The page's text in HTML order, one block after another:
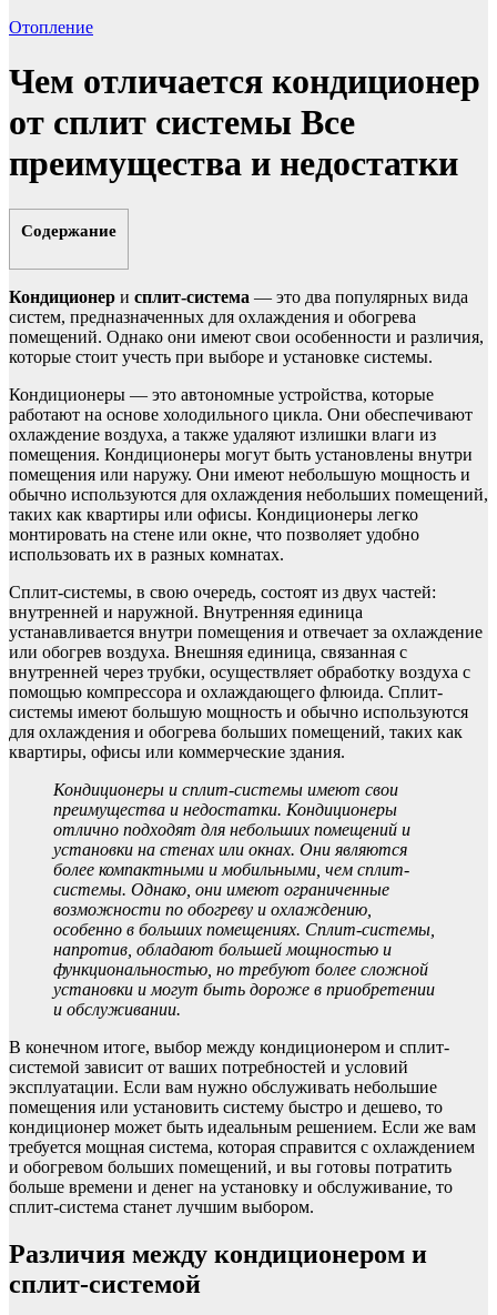
Отопление
Чем отличается кондиционер
от сплит системы Все
преимущества и недостатки
Содержание
Кондиционер и сплит-система — это два популярных вида
систем, предназначенных для охлаждения и обогрева
помещений. Однако они имеют свои особенности и различия,
которые стоит учесть при выборе и установке системы.
Кондиционеры — это автономные устройства, которые
работают на основе холодильного цикла. Они обеспечивают
охлаждение воздуха, а также удаляют излишки влаги из
помещения. Кондиционеры могут быть установлены внутри
помещения или наружу. Они имеют небольшую мощность и
обычно используются для охлаждения небольших помещений,
таких как квартиры или офисы. Кондиционеры легко
монтировать на стене или окне, что позволяет удобно
использовать их в разных комнатах.
Сплит-системы, в свою очередь, состоят из двух частей:
внутренней и наружной. Внутренняя единица
устанавливается внутри помещения и отвечает за охлаждение
или обогрев воздуха. Внешняя единица, связанная с
внутренней через трубки, осуществляет обработку воздуха с
помощью компрессора и охлаждающего флюида. Сплит-
системы имеют большую мощность и обычно используются
для охлаждения и обогрева больших помещений, таких как
квартиры, офисы или коммерческие здания.
Кондиционеры и сплит-системы имеют свои
преимущества и недостатки. Кондиционеры
отлично подходят для небольших помещений и
установки на стенах или окнах. Они являются
более компактными и мобильными, чем сплит-
системы. Однако, они имеют ограниченные
возможности по обогреву и охлаждению,
особенно в больших помещениях. Сплит-системы,
напротив, обладают большей мощностью и
функциональностью, но требуют более сложной
установки и могут быть дороже в приобретении
и обслуживании.
В конечном итоге, выбор между кондиционером и сплит-
системой зависит от ваших потребностей и условий
эксплуатации. Если вам нужно обслуживать небольшие
помещения или установить систему быстро и дешево, то
кондиционер может быть идеальным решением. Если же вам
требуется мощная система, которая справится с охлаждением
и обогревом больших помещений, и вы готовы потратить
больше времени и денег на установку и обслуживание, то
сплит-система станет лучшим выбором.
Различия между кондиционером и
сплит-системой